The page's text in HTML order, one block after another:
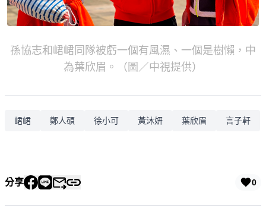
孫協志和峮峮同隊被虧一個有風濕、一個是樹懶，中
為葉欣眉。（圖／中視提供）
峮峮 鄭人碩 徐小可 黃沐妍 葉欣眉 言子軒
分享 0